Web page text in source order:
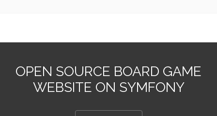
OPEN SOURCE BOARD GAME
WEBSITE ON SYMFONY